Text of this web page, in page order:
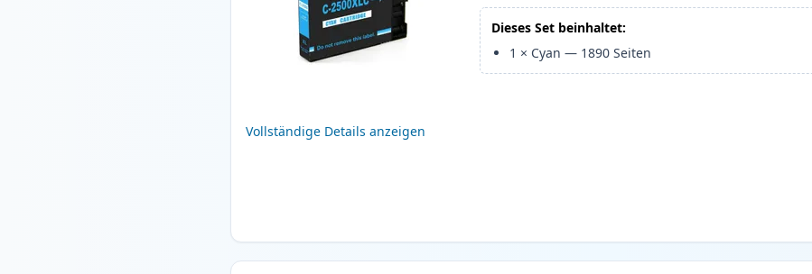
Vollständige Details anzeigen
Dieses Set beinhaltet:
1 × Cyan — 1890 Seiten